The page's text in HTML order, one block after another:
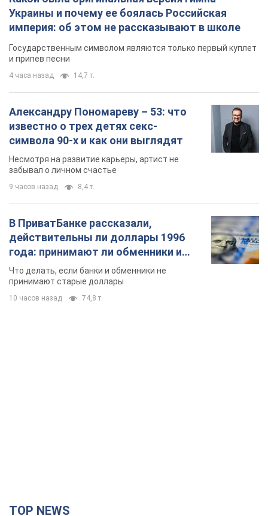
Несмотря на развитие карьеры, артист не
забывал о личном счастье
9 часов назад 8,4 т.
В ПриватБанке рассказали,
действительны ли доллары 1996
года: принимают ли обменники и
банки такие купюры
Что делать, если банки и обменники не
принимают старые доллары
10 часов назад 74,8 т.
Киево-Печерскую лавру закроют 80-метровым